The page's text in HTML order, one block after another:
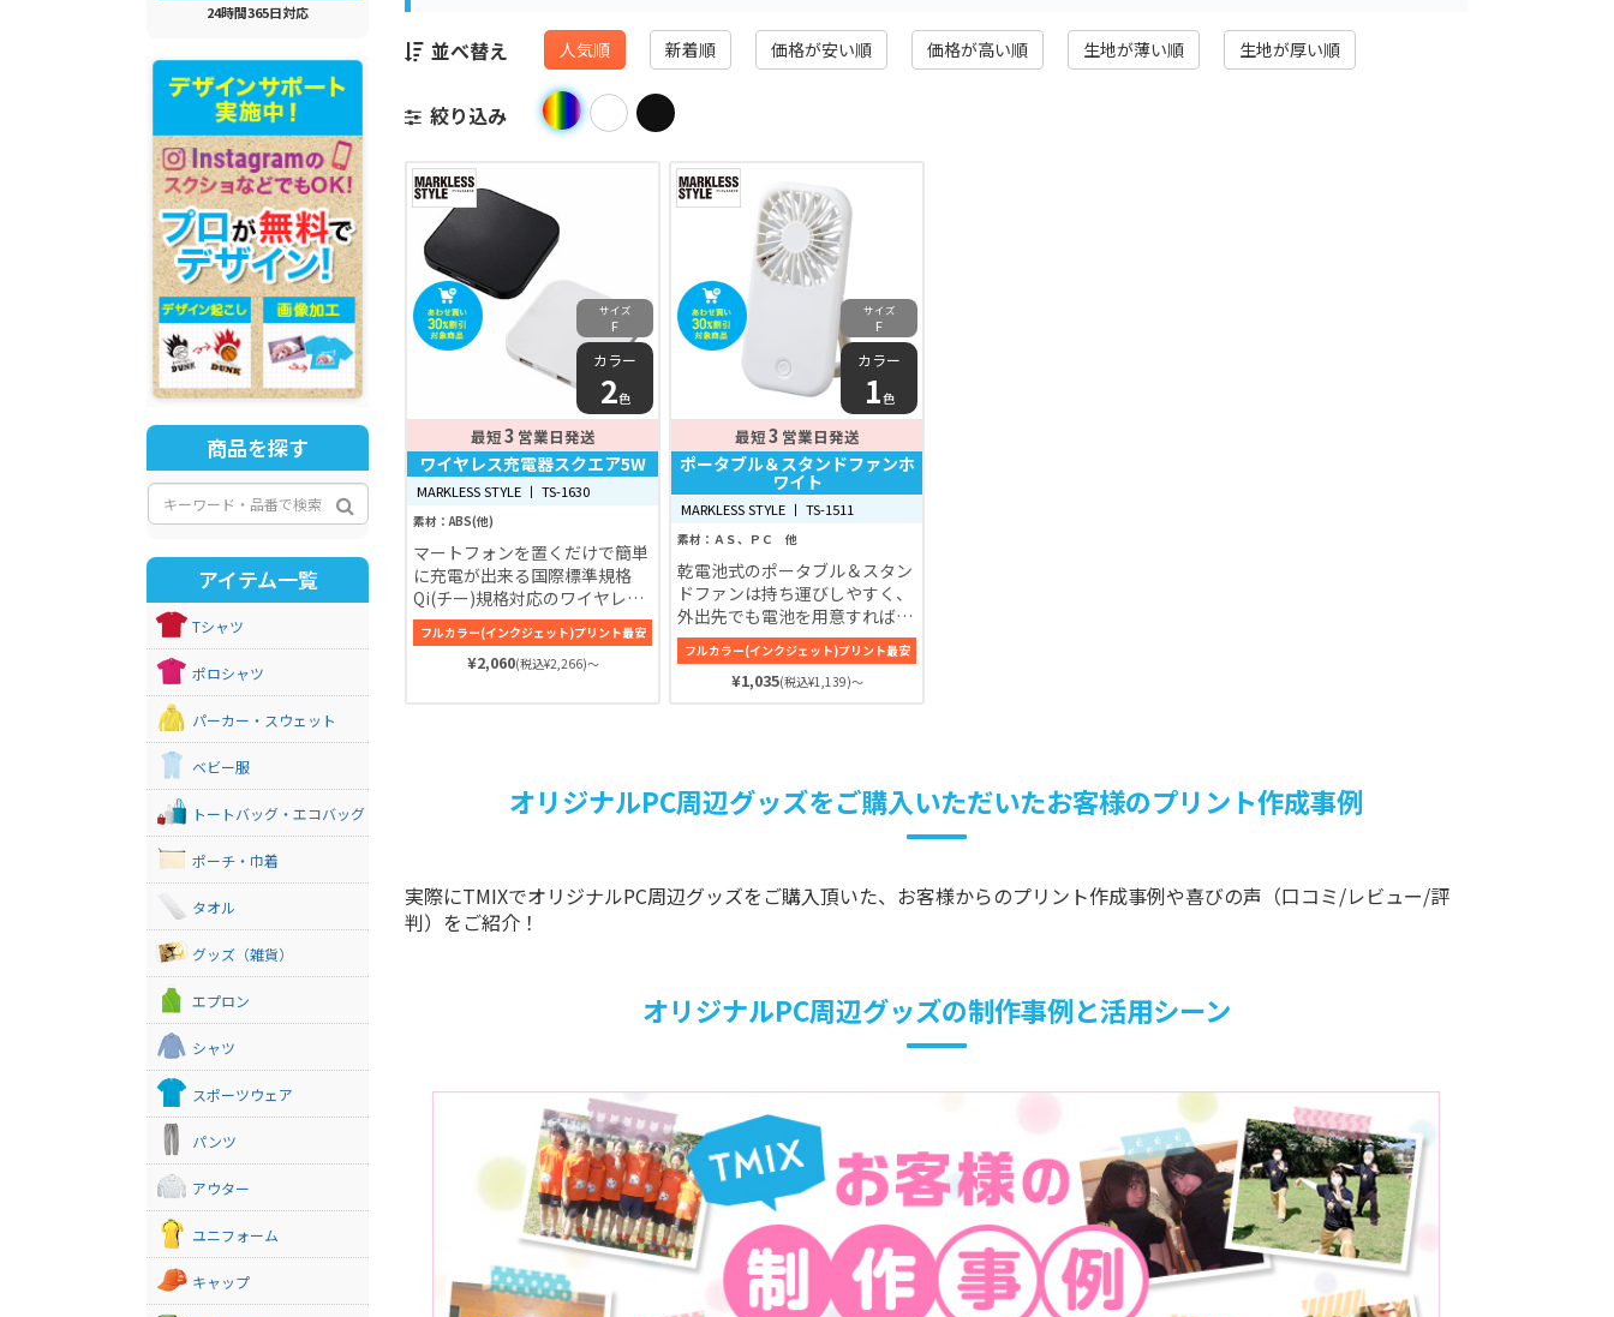
並べ替え 人気順 新着順 価格が安い順 価格が高い順 生地が薄い順 生地が厚い順
絞り込み
サイズ
F
カラー
2色
最短3 営業日発送
ワイヤレス充電器スクエア5W
MARKLESS STYLE 丨 TS-1630
素材：ABS(他)
マートフォンを置くだけで簡単
に充電が出来る国際標準規格
Qi(チー)規格対応のワイヤレス
充電器なので、充電器の高さは
約9mmと薄く、アイテム自体
に無駄な装飾がないためデスク
フルカラー(インクジェット)プリント最安
¥2,060(税込¥2,266)～
サイズ
F
カラー
1色
最短3 営業日発送
ポータブル＆スタンドファンホ
ワイト
MARKLESS STYLE 丨 TS-1511
素材：ＡＳ、ＰＣ 他
乾電池式のポータブル＆スタン
ドファンは持ち運びしやすく、
外出先でも電池を用意すればす
ぐ使えるのでアウトドアイベン
トの定番アイテムです♪※単4
電池3本対応（別売）
フルカラー(インクジェット)プリント最安
¥1,035(税込¥1,139)～
オリジナルPC周辺グッズをご購入いただいたお客様のプリント作成事例
実際にTMIXでオリジナルPC周辺グッズをご購入頂いた、お客様からのプリント作成事例や喜びの声（口コミ/レビュー/評
判）をご紹介！
オリジナルPC周辺グッズの制作事例と活用シーン
24時間365日対応
商品を探す
アイテム一覧
Tシャツ
ポロシャツ
パーカー・スウェット
ベビー服
トートバッグ・エコバッグ
ポーチ・巾着
タオル
グッズ（雑貨）
エプロン
シャツ
スポーツウェア
パンツ
アウター
ユニフォーム
キャップ